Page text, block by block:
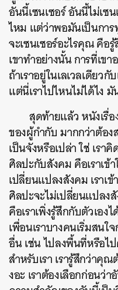
อันนี้เซนเซอร์ อันนี้ไม่เซ
ไหม แต่ว่าพอมันเป็นกา
จะเซนเซอร์อะไรคุณ คือ
เขาทำอย่างนั้น การที่เข
ถ้าเราอยู่ในเลเวลเดียว
แต่นี่เราไปไหนไม่ได้ไง
สุดท้ายแล้ว หนังเรื่
ของผู้กำกับ มากกว่าต้อง
เป็นจังหรือเปล่า ใช่ เร
ศิลปะกับสังคม คือเราเข้
เปลี่ยนแปลงสังคม เราเ
ศิลปะจะไม่เปลี่ยนแปลง
คือเราเพิ่งรู้สึกกับตัวเอ
เพื่อนเราบางคนเริ่มสน
อื่น เช่น ไปลงพื้นที่หรือไ
สำหรับเรา เรารู้สึกว่าคุ
งอะ เราต้องเลือกก่อนว่